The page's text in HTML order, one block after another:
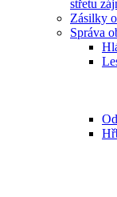
střetu
Zásilky
Správa